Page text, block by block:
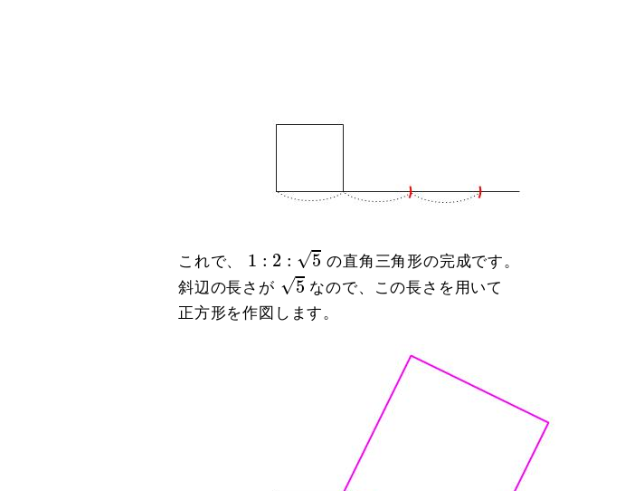
これで、 1 : 2 : √5
1 :5
の直角三角形の完成です。
斜辺の長さが √5 なので、この長さを用いて
正方形を作図します。